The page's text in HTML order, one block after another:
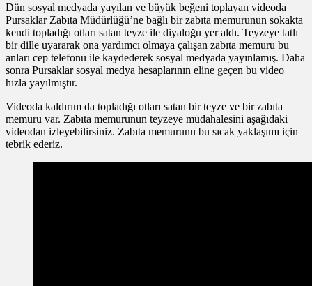
Dün sosyal medyada yayılan ve büyük beğeni toplayan videoda
Pursaklar Zabıta Müdürlüğü’ne bağlı bir zabıta memurunun sokakta
kendi topladığı otları satan teyze ile diyaloğu yer aldı. Teyzeye tatlı
bir dille uyararak ona yardımcı olmaya çalışan zabıta memuru bu
anları cep telefonu ile kaydederek sosyal medyada yayınlamış. Daha
sonra Pursaklar sosyal medya hesaplarının eline geçen bu video
hızla yayılmıştır.
Videoda kaldırım da topladığı otları satan bir teyze ve bir zabıta
memuru var. Zabıta memurunun teyzeye müdahalesini aşağıdaki
videodan izleyebilirsiniz. Zabıta memurunu bu sıcak yaklaşımı için
tebrik ederiz.